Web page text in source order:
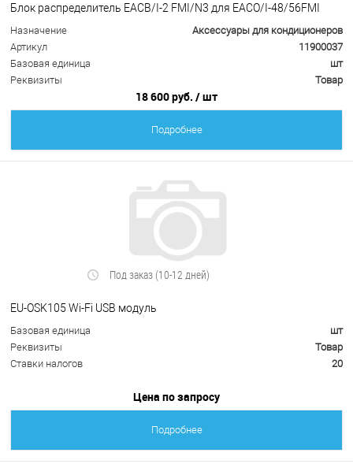
Блок распределитель EACB/I-2 FMI/N3 для EACO/I-48/56FMI
Назначение
Аксессуары для кондиционеров
Артикул
11900037
Базовая единица
шт
Реквизиты
Товар
18 600 руб. / шт
Подробнее
Под заказ (10-12 дней)
EU-OSK105 Wi-Fi USB модуль
Базовая единица
шт
Реквизиты
Товар
Ставки налогов
20
Цена по запросу
Подробнее